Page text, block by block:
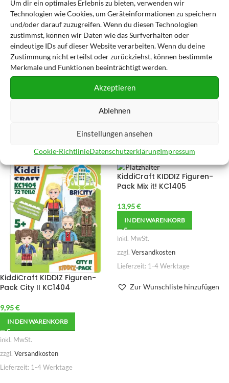
Um dir ein optimales Erlebnis zu bieten, verwenden wir
Technologien wie Cookies, um Geräteinformationen zu speichern
und/oder darauf zuzugreifen. Wenn du diesen Technologien
zustimmst, können wir Daten wie das Surfverhalten oder
eindeutige IDs auf dieser Website verarbeiten. Wenn du deine
Zustimmung nicht erteilst oder zurückziehst, können bestimmte
Merkmale und Funktionen beeinträchtigt werden.
Akzeptieren
Ablehnen
Einstellungen ansehen
Cookie-RichtlinieDatenschutzerklärungImpressum
KiddiCraft KIDDIZ Figuren-
Pack Rock Festival KC1402
9,95€
Zur Wunschliste hinzufügen
KiddiCraft KIDDIZ Figuren-
Pack City I KC1403
9,95€
Lieferzeit:
Zur Wunschliste hinzufügen
KiddiCraft KIDDIZ Figuren-
Pack City II KC1404
9,95€
IN DEN WARENKORB
inkl. MwSt.
zzgl. Versandkosten
Lieferzeit: 1-4 Werktage
KiddiCraft KIDDIZ Figuren-
Pack Mix it! KC1405
13,95€
IN DEN WARENKORB
inkl. MwSt.
zzgl. Versandkosten
Lieferzeit: 1-4 Werktage
Zur Wunschliste hinzufügen